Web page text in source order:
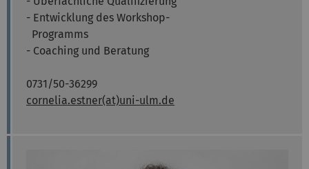
- Entwicklung des Workshop-
Programms
- Coaching und Beratung
0731/50-36299
cornelia.estner(at)uni-ulm.de